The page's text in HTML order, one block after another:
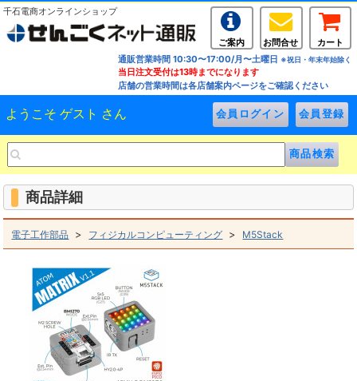
千石電商オンラインショップ
ご案内 お問合せ
カート
通販営業時間 10:30〜17:00/月〜土曜日 ※祝日・年末年始除く
当日注文受付は13時までになります
店舗の営業時間は各店舗案内ページをご確認ください
ようこそ ゲスト さん
商品詳細
電子工作部品 > フィジカルコンピューティング > M5Stack